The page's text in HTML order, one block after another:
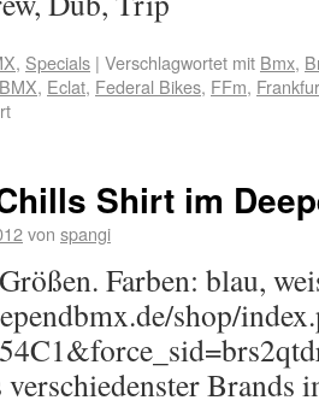
, Specials | Verschlagwortet mit Bmx,
, Eclat, Federal Bikes, FFm,
Shirt im
von spangi
Farben: blau,
shop/
Brands